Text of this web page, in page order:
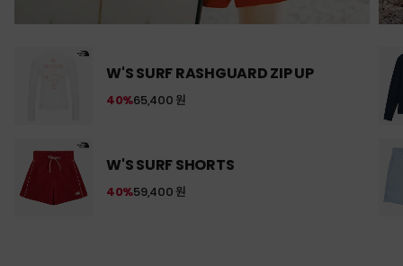
W'S SURF RASHGUARD ZIP UP
65,400 원
40%
W'S SURF SHORTS
59,400 원
40%